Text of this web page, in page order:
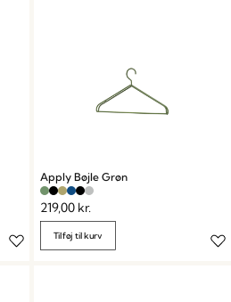
Apply Bøjle Grøn
219,00 kr.
Tilføj til kurv